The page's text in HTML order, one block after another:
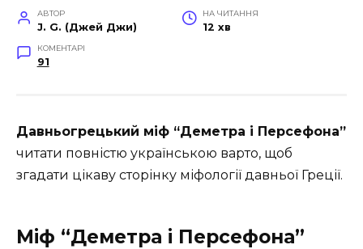
АВТОР
J. G. (Джей Джи)
НА ЧИТАННЯ
12 хв
КОМЕНТАРІ
91
Давньогрецький міф “Деметра і Персефона”
читати повністю українською варто, щоб
згадати цікаву сторінку міфології давньої Греції.
Міф “Деметра і Персефона”